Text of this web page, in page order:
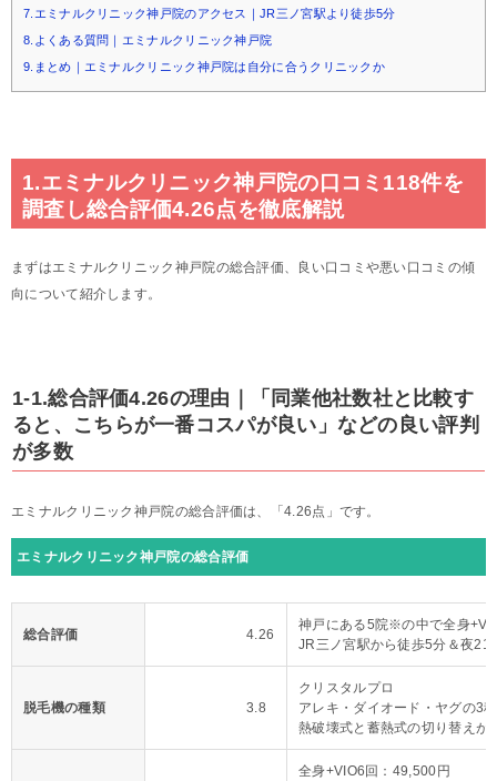
7.エミナルクリニック神戸院のアクセス｜JR三ノ宮駅より徒歩5分
8.よくある質問｜エミナルクリニック神戸院
9.まとめ｜エミナルクリニック神戸院は自分に合うクリニックか
1.エミナルクリニック神戸院の口コミ118件を
調査し総合評価4.26点を徹底解説
まずはエミナルクリニック神戸院の総合評価、良い口コミや悪い口コミの傾
向について紹介します。
1-1.総合評価4.26の理由｜「同業他社数社と比較す
ると、こちらが一番コスパが良い」などの良い評判
が多数
エミナルクリニック神戸院の総合評価は、「4.26点」です。
エミナルクリニック神戸院の総合評価
総合評価 4.26
神戸にある5院※の中で全身
JR三ノ宮駅から徒歩5分＆夜21
脱毛機の種類 3.8
クリスタルプロ
アレキ・ダイオード・ヤグの3
熱破壊式と蓄熱式の切り替えが
全身+VIO6回：49,500円